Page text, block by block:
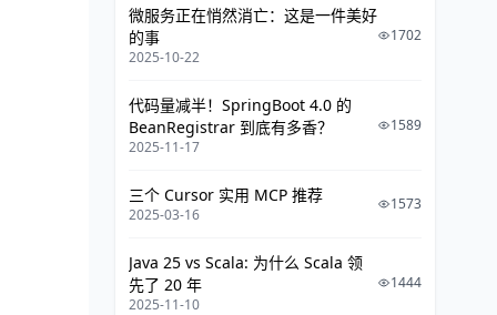
微服务正在悄然消亡：这是一件美好
的事
2025-10-22
1702
代码量减半！SpringBoot 4.0 的
BeanRegistrar 到底有多香？
2025-11-17
1589
三个 Cursor 实用 MCP 推荐
2025-03-16
1573
Java 25 vs Scala: 为什么 Scala 领
先了 20 年
2025-11-10
1444